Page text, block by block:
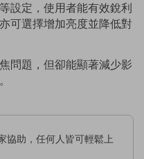
設定，使用者能有效銳利
可選擇增加亮度並降低對
問題，但卻能顯著減少影
協助，任何人皆可輕鬆上